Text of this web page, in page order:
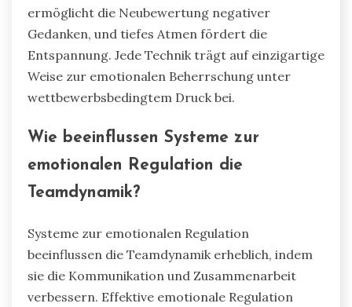
ermöglicht die Neubewertung negativer
Gedanken, und tiefes Atmen fördert die
Entspannung. Jede Technik trägt auf einzigartige
Weise zur emotionalen Beherrschung unter
wettbewerbsbedingtem Druck bei.
Wie beeinflussen Systeme zur
emotionalen Regulation die
Teamdynamik?
Systeme zur emotionalen Regulation
beeinflussen die Teamdynamik erheblich, indem
sie die Kommunikation und Zusammenarbeit
verbessern. Effektive emotionale Regulation